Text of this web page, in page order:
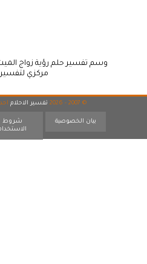
وسم تفسير حلم رؤية زواج
مركزي لتفسير
© 2007 - 2026 تفسير الاحلام
بيان الخصوصية
شروط